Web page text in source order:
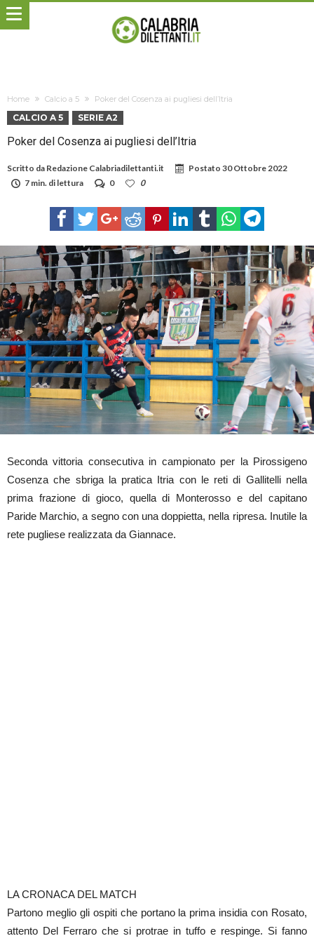
Home Calcio a 5 Poker del Cosenza ai pugliesi dell’Itria
CALCIO A 5 SERIE A2
Poker del Cosenza ai pugliesi dell’Itria
Scritto da Redazione Calabriadilettanti.it Postato 30 Ottobre 2022
7 min. di lettura
0 0
Seconda vittoria consecutiva in campionato per la Pirossigeno
Cosenza che sbriga la pratica Itria con le reti di Gallitelli nella
prima frazione di gioco, quella di Monterosso e del capitano
Paride Marchio, a segno con una doppietta, nella ripresa. Inutile la
rete pugliese realizzata da Giannace.
LA CRONACA DEL MATCH
Partono meglio gli ospiti che portano la prima insidia con Rosato,
attento Del Ferraro che si protrae in tuffo e respinge. Si fanno